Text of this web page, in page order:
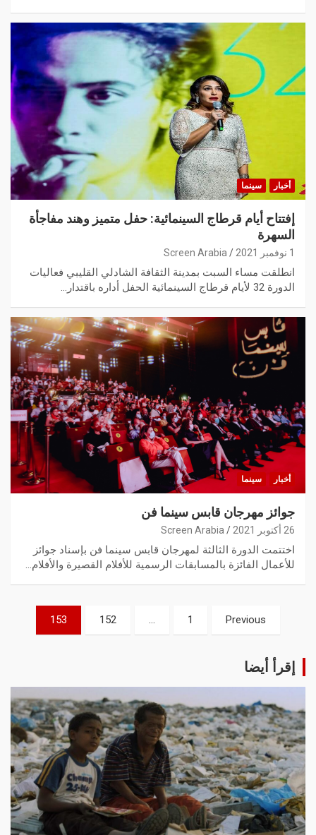
أخبار سينما
إفتتاح أيام قرطاج السينمائية: حفل متميز وهند مفاجأة
السهرة
1 نوفمبر 2021 Screen Arabia
انطلقت مساء السبت بمدينة الثقافة الشادلي القليبي فعاليات
الدورة 32 لأيام قرطاج السينمائية الحفل أداره باقتدار…
أخبار سينما
جوائز مهرجان قابس سينما فن
26 أكتوبر 2021 Screen Arabia
اختتمت الدورة الثالثة لمهرجان قابس سينما فن بإسناد جوائز
للأعمال الفائزة بالمسابقات الرسمية للأفلام القصيرة والأفلام…
Previous
1
…
152
153
إقرأ أيضا